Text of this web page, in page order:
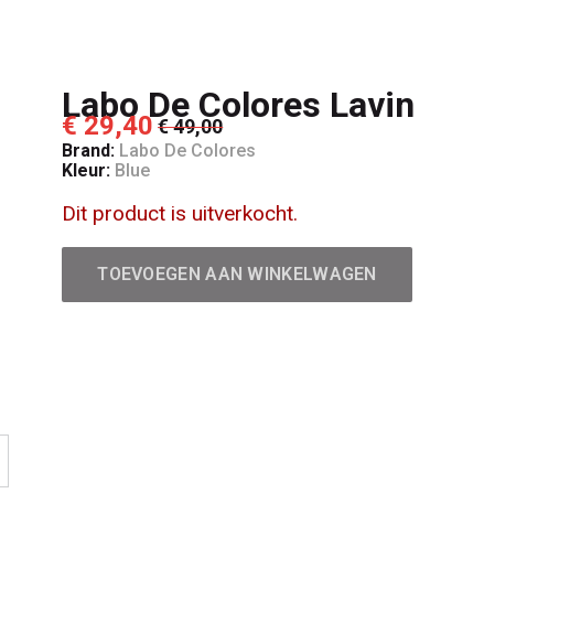
Labo De Colores Lavin
€ 29,40€ 49,00
Brand: Labo De Colores
Kleur: Blue
Dit product is uitverkocht.
TOEVOEGEN AAN WINKELWAGEN